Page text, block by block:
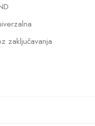
zaključavanja